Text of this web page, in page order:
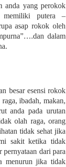
anda yang perokok
memiliki putera –
asap rokok oleh
dalam
besar esensi rokok
ibadah, makan,
anda pada urutan
olah raga, orang
tidak sehat jika
sakit ketika tidak
pernyataan dari para
menurun jika tidak